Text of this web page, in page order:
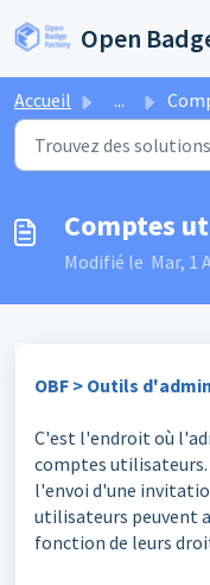
Accueil ...
Comptes
Modifié le Mar, 1
OBF > Outils
C'est l'endroit où
comptes
l'envoi d'une
utilisateurs peuvent
fonction de leurs